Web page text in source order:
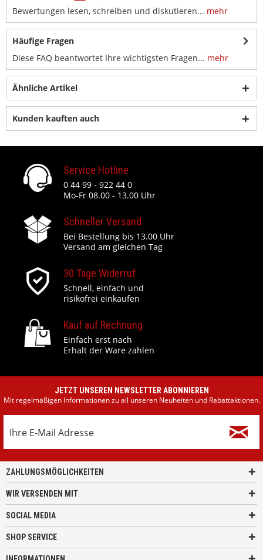
Bewertungen lesen, schreiben und diskutieren... mehr
Häufige Fragen
Diese FAQ beantwortet Ihre wichtigsten Fragen... mehr
Ähnliche Artikel
Kunden kauften auch
Service Hotline
0 44 99 - 922 44 0
Mo-Fr 08.00 - 13.00 Uhr
Schneller Versand
Bei Bestellung bis 13.00 Uhr
Versand am gleichen Tag
30 Tage Widerruf
Schnell, einfach und
risikofrei einkaufen
Kauf auf Rechnung
Einfach erst nach
Erhalt der Ware zahlen
JETZT UNSEREN NEWSLETTER ABONNIEREN
Mit regelmäßigen Informationen zu all unseren Neuheiten und Rabattaktionen.
ZAHLUNGSMÖGLICHKEITEN
WIR VERSENDEN MIT
SOCIAL MEDIA
SHOP SERVICE